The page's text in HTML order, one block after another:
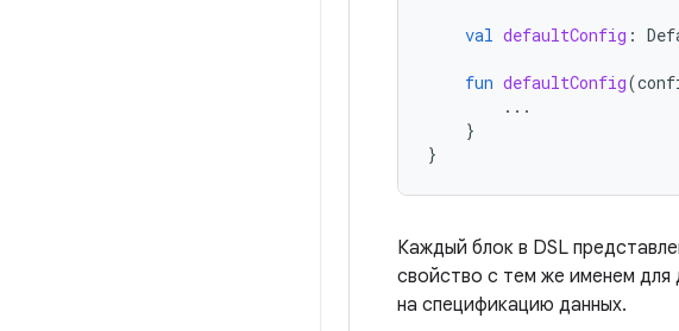
val defaultConfig :
fun defaultConfig(
...
}
}
Каждый блок в DSL
свойство с тем же именем
на спецификацию данных.